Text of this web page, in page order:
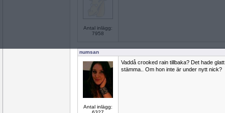
Antal inlägg:
7958
numsan
Antal inlägg:
Vaddå crooked rain tillbaka? Det hade
stämma.. Om hon inte är under nytt nick?